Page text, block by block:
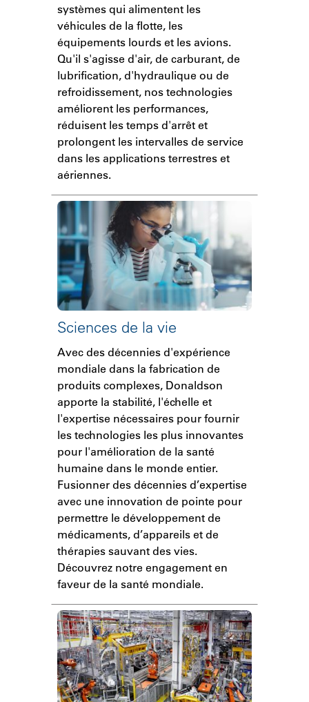
systèmes qui alimentent les
véhicules de la flotte, les
équipements lourds et les avions.
Qu'il s'agisse d'air, de carburant, de
lubrification, d'hydraulique ou de
refroidissement, nos technologies
améliorent les performances,
réduisent les temps d'arrêt et
prolongent les intervalles de service
dans les applications terrestres et
aériennes.
Sciences de la vie
Avec des décennies d'expérience
mondiale dans la fabrication de
produits complexes, Donaldson
apporte la stabilité, l'échelle et
l'expertise nécessaires pour fournir
les technologies les plus innovantes
pour l'amélioration de la santé
humaine dans le monde entier.
Fusionner des décennies d’expertise
avec une innovation de pointe pour
permettre le développement de
médicaments, d’appareils et de
thérapies sauvant des vies.
Découvrez notre engagement en
faveur de la santé mondiale.